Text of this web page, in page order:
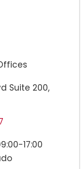
Suite 200,
17:00